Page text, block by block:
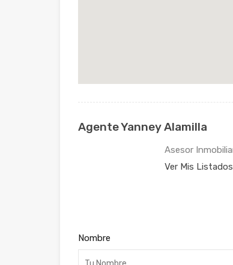
Agente Yanney Alamilla
Asesor
Ver Mis Listados
Nombre